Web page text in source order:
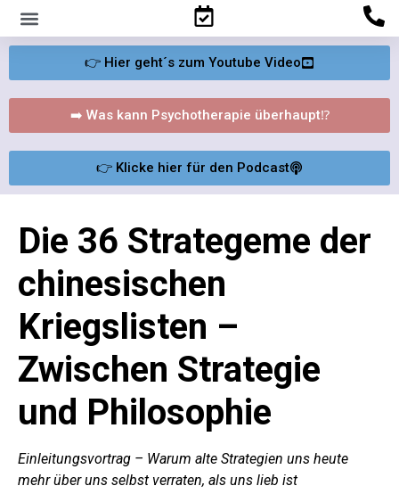
👉 Hier geht´s zum Youtube Video
➡️ Was kann Psychotherapie überhaupt⁉️
👉 Klicke hier für den Podcast
Die 36 Strategeme der
chinesischen
Kriegslisten –
Zwischen Strategie
und Philosophie
Einleitungsvortrag – Warum alte Strategien uns heute
mehr über uns selbst verraten, als uns lieb ist